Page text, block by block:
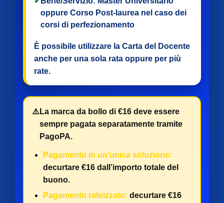
oppure Corso Post-laurea nel caso dei
corsi di perfezionamento
È possibile utilizzare la Carta del Docente
anche per una sola rata oppure per più
rate.
⚠️ La marca da bollo di €16 deve essere
sempre pagata separatamente tramite
PagoPA.
Pagamento in un’unica soluzione:
decurtare €16 dall’importo totale del
buono.
Pagamento rateizzato: decurtare €16